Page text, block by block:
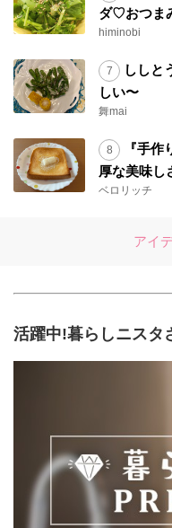
ダ♡おつま
himinobi
ししと
しい〜
舞mai
『手作
厚な美味し
ベロリッチ
アイ
活躍中!暮らしニスタ